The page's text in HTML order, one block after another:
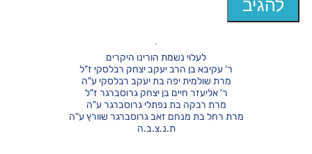
לעלוי נשמת הורינו היקרים
ר' עקיבא בן הרב יעקב יצחק רבלסקי ז"ל
מרת שולמית יפה בת יעקב רבלסקי ע"ה
ר' אליעזר חיים בן יצחק גרוסברגר ז"ל
מרת רבקה בת נפתלי גרוסברגר ע"ה
מרת רחל בת מנחם זאב גרוסברגר שוורץ ע"ה
ת.נ.צ.ב.ה